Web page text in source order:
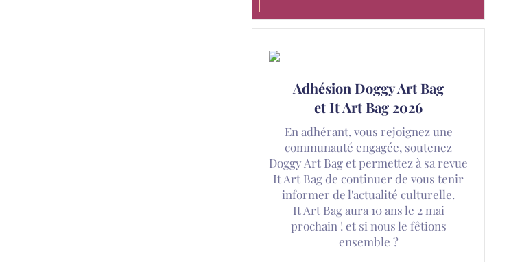
Adhésion Doggy Art Bag
et It Art Bag 2026
En adhérant, vous rejoignez une
communauté engagée, soutenez
Doggy Art Bag et permettez à sa revue
It Art Bag de continuer de vous tenir
informer de l'actualité culturelle.
It Art Bag aura 10 ans le 2 mai
prochain ! et si nous le fêtions
ensemble ?